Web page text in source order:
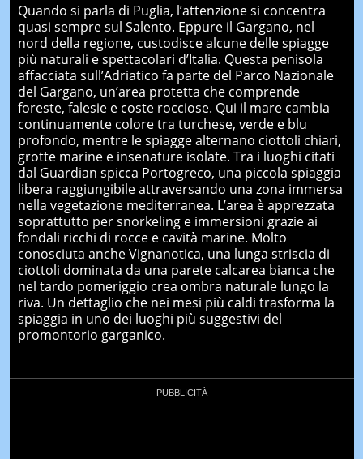
Quando si parla di Puglia, l’attenzione si concentra
quasi sempre sul Salento. Eppure il Gargano, nel
nord della regione, custodisce alcune delle spiagge
più naturali e spettacolari d’Italia. Questa penisola
affacciata sull’Adriatico fa parte del Parco Nazionale
del Gargano, un’area protetta che comprende
foreste, falesie e coste rocciose. Qui il mare cambia
continuamente colore tra turchese, verde e blu
profondo, mentre le spiagge alternano ciottoli chiari,
grotte marine e insenature isolate. Tra i luoghi citati
dal Guardian spicca Portogreco, una piccola spiaggia
libera raggiungibile attraversando una zona immersa
nella vegetazione mediterranea. L’area è apprezzata
soprattutto per snorkeling e immersioni grazie ai
fondali ricchi di rocce e cavità marine. Molto
conosciuta anche Vignanotica, una lunga striscia di
ciottoli dominata da una parete calcarea bianca che
nel tardo pomeriggio crea ombra naturale lungo la
riva. Un dettaglio che nei mesi più caldi trasforma la
spiaggia in uno dei luoghi più suggestivi del
promontorio garganico.